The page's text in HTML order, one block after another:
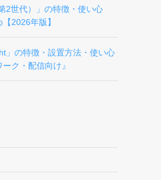
2世代）」の特徴・使い心
2026年版】
」の特徴・設置方法・使い心
ク・配信向け』